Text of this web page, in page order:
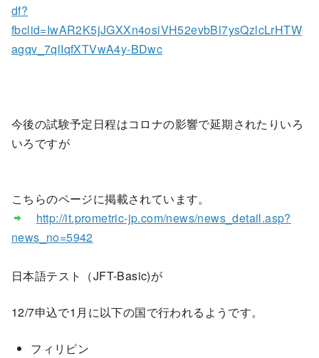
df?
fbclid=IwAR2K5jJGXXn4osiVH52evbBl7ysQzlcLrHTW
agqv_7qlIqfXTVwA4y-BDwc
今後の試験予定日程はコロナの影響で延期されたりいろ
いろですが
こちらのページに掲載されています。
http://it.prometric-jp.com/news/news_detail.asp?
news_no=5942
日本語テスト（JFT-Basic)が
12/7申込で1月に以下の国で行われるようです。
フィリピン